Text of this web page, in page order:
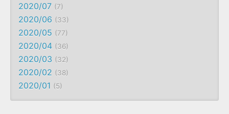
2020/07 7
2020/06 33
2020/05 77
2020/04 36
2020/03 32
2020/02 38
2020/01 5